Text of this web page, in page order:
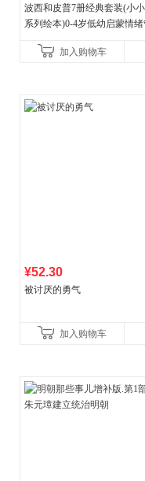
波西和皮普7册经典套装(小
系列绘本)0-4岁低幼启蒙情
养好品质，发现快
加入购物车
¥52.30
被讨厌的勇气
加入购物车